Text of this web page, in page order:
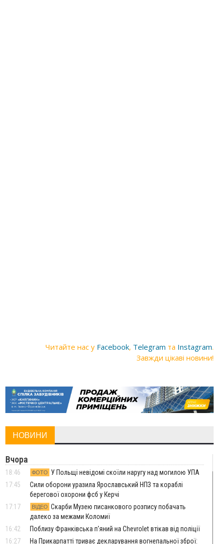
Читайте нас у Facebook, Telegram та Instagram.
Завжди цікаві новини!
НОВИНИ
Вчора
18:46 ФОТО
У Польщі невідомі скоїли наругу над могилою УПА
17:45
Сили оборони уразила Ярославський НПЗ та кораблі
берегової охорони фсб у Керчі
17:17
ВІДЕО Скарби Музею писанкового розпису побачать
далеко за межами Коломиї
16:42
Поблизу Франківська п'яний на Chevrolet втікав від поліції
16:27
На Прикарпатті триває декларування вогнепальної зброї: